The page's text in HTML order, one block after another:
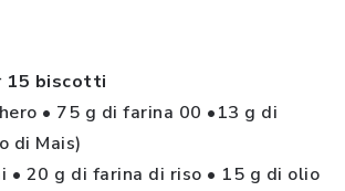
15 biscotti
• 75 g di farina 00 •13 g di
di Mais)
• 20 g di farina di riso • 15 g di olio